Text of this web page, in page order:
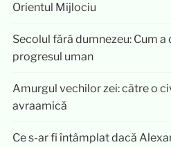
Orientul Mijlociu
Secolul fără dumnezeu: Cum
progresul uman
Amurgul vechilor zei: către o
avraamică
Ce s-ar fi întâmplat dacă